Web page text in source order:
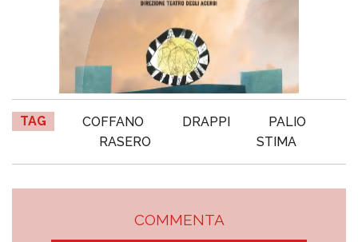
TAG COFFANO DRAPPI
PALIO
RASERO
STIMA
COMMENTA